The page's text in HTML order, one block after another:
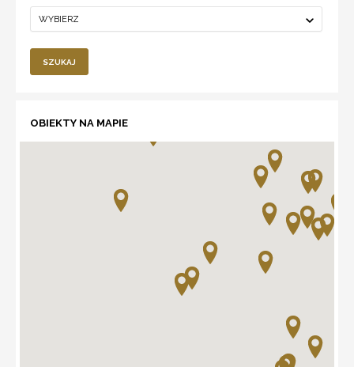
WYBIERZ
SZUKAJ
OBIEKTY NA MAPIE